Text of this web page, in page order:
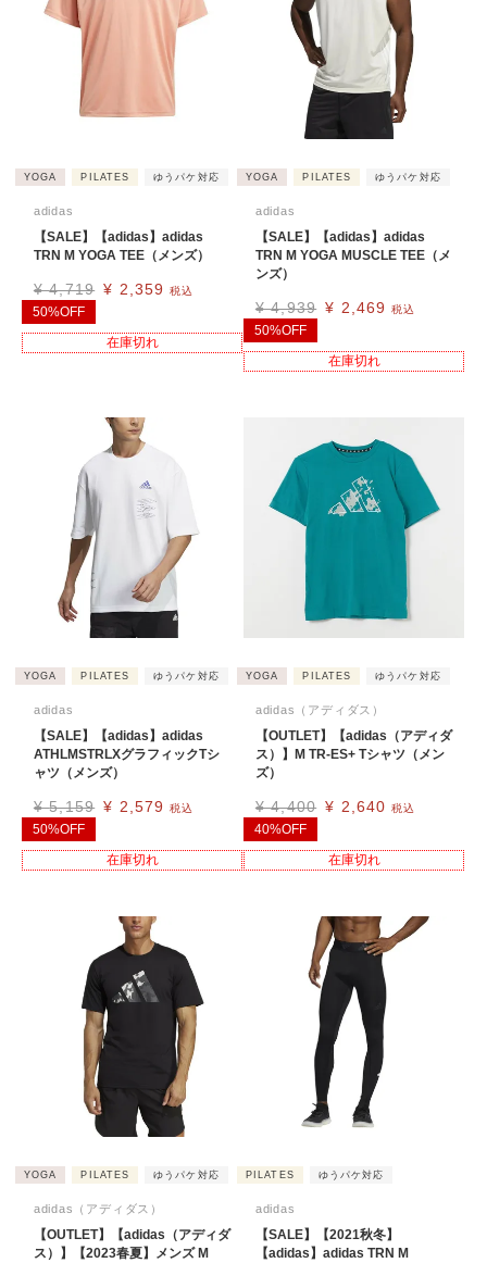
YOGA PILATES ゆうパケ対応
adidas
【SALE】【adidas】adidas
TRN M YOGA TEE（メンズ）
¥ 4,719 ¥ 2,359 税込
50%OFF
在庫切れ
YOGA PILATES ゆうパケ対応
adidas
【SALE】【adidas】adidas
TRN M YOGA MUSCLE TEE（メ
ンズ）
¥ 4,939 ¥ 2,469 税込
50%OFF
在庫切れ
YOGA PILATES ゆうパケ対応
adidas
【SALE】【adidas】adidas
ATHLMSTRLXグラフィックTシ
ャツ（メンズ）
¥ 5,159 ¥ 2,579 税込
50%OFF
在庫切れ
YOGA PILATES ゆうパケ対応
adidas（アディダス）
【OUTLET】【adidas（アディダ
ス）】M TR-ES+ Tシャツ（メン
ズ）
¥ 4,400 ¥ 2,640 税込
40%OFF
在庫切れ
YOGA PILATES ゆうパケ対応
adidas（アディダス）
【OUTLET】【adidas（アディダ
ス）】【2023春夏】メンズ M
PILATES ゆうパケ対応
adidas
【SALE】【2021秋冬】
【adidas】adidas TRN M